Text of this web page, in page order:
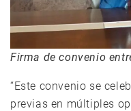
Firma de convenio
“Este convenio se
previas en múltiples